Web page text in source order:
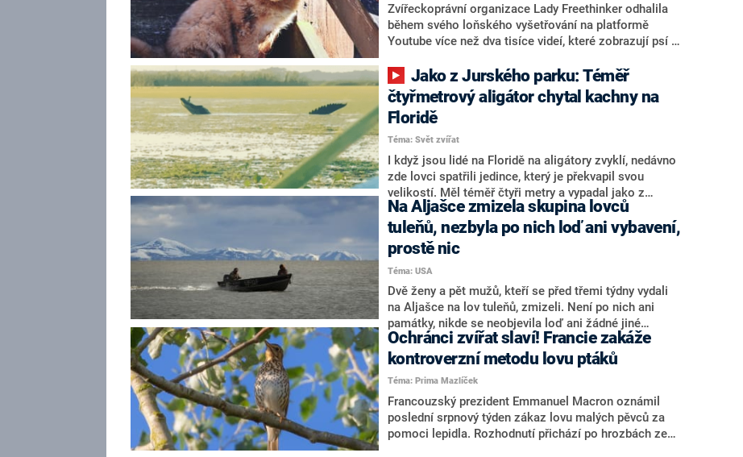
Zvířeckoprávní organizace Lady Freethinker odhalila
během svého loňského vyšetřování na platformě
Youtube více než dva tisíce videí, které zobrazují psí a
Navzdory tomu, že taková videa porušují pravidla
stanovené samotnou platformou, videa nejsou po
nahlášení stahována, ale naopak další přibývají.
čtyřmetrový aligátor chytal kachny na
Floridě
Téma: Svět zvířat
I když jsou lidé na Floridě na aligátory zvyklí, nedávno
zde lovci spatřili jedince, který je překvapil svou
velikostí. Měl téměř čtyři metry a vypadal jako z
Jurského parku. Na video ho zachytili ve chvíli, když
lovil kachny, které měly zálusk i lovci.
Na Aljašce zmizela skupina lovců
tuleňů, nezbyla po nich loď ani vybavení,
prostě nic
Téma: USA
Dvě ženy a pět mužů, kteří se před třemi týdny vydali
na Aljašce na lov tuleňů, zmizeli. Není po nich ani
památky, nikde se neobjevila loď ani žádné jiné
relikvie vedoucí k jejich nalezeni. Vše navíc
komplikoval i koronavirus.
Ochránci zvířat slaví! Francie zakáže
kontroverzní metodu lovu ptáků
Téma: Prima Mazlíček
Francouzský prezident Emmanuel Macron oznámil
poslední srpnový týden zákaz lovu malých pěvců za
pomoci lepidla. Rozhodnutí přichází po hrozbách ze